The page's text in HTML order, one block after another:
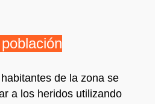
de la zona se
a los heridos utilizando